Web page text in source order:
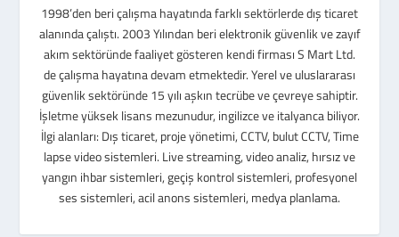
1998’den beri çalışma hayatında farklı sektörlerde dış ticaret
alanında çalıştı. 2003 Yılından beri elektronik güvenlik ve zayıf
akım sektöründe faaliyet gösteren kendi firması S Mart Ltd.
de çalışma hayatına devam etmektedir. Yerel ve uluslararası
güvenlik sektöründe 15 yılı aşkın tecrübe ve çevreye sahiptir.
İşletme yüksek lisans mezunudur, ingilizce ve italyanca biliyor.
İlgi alanları: Dış ticaret, proje yönetimi, CCTV, bulut CCTV, Time
lapse video sistemleri. Live streaming, video analiz, hırsız ve
yangın ihbar sistemleri, geçiş kontrol sistemleri, profesyonel
ses sistemleri, acil anons sistemleri, medya planlama.